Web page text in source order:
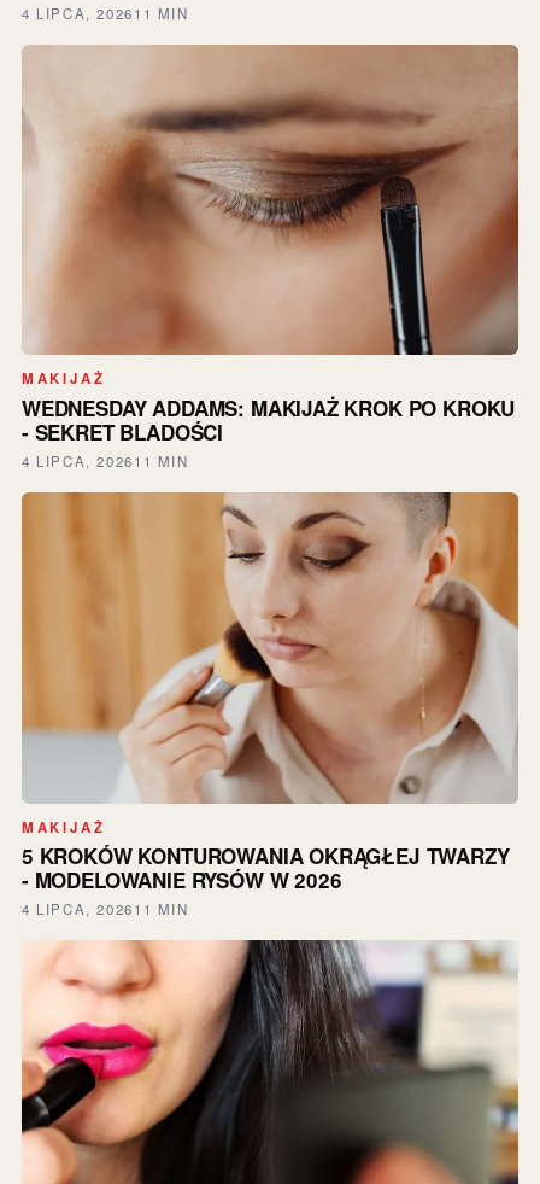
4 LIPCA, 202611 MIN
MAKIJAŻ
WEDNESDAY ADDAMS: MAKIJAŻ KROK PO KROKU
- SEKRET BLADOŚCI
4 LIPCA, 202611 MIN
MAKIJAŻ
5 KROKÓW KONTUROWANIA OKRĄGŁEJ TWARZY
- MODELOWANIE RYSÓW W 2026
4 LIPCA, 202611 MIN